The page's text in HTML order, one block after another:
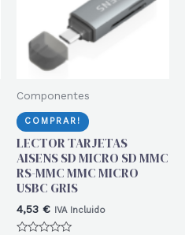
Componentes
COMPRAR!
LECTOR TARJETAS
AISENS SD MICRO SD MMC
RS-MMC MMC MICRO
USBC GRIS
4,53 € IVA Incluido